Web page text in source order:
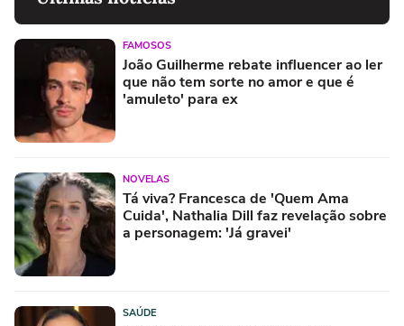
FAMOSOS
João Guilherme rebate influencer ao ler
que não tem sorte no amor e que é
'amuleto' para ex
NOVELAS
Tá viva? Francesca de 'Quem Ama
Cuida', Nathalia Dill faz revelação sobre
a personagem: 'Já gravei'
SAÚDE